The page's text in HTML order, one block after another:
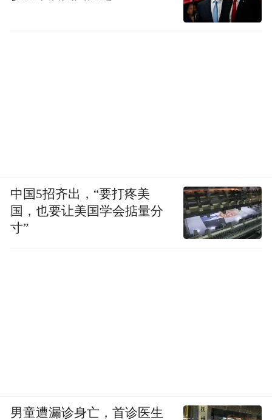
中国5招齐出，“要打疼美
国，也要让美国学会掂量分
寸”
男童遭漏诊身亡，首诊医生